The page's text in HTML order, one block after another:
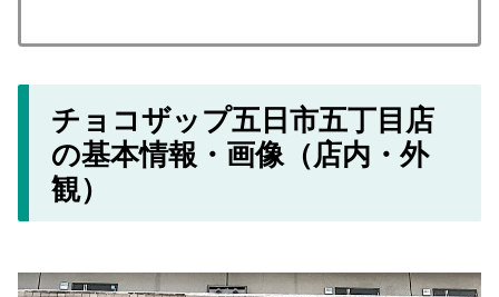
チョコザップ五日市五丁目店
の基本情報・画像（店内・外
観）